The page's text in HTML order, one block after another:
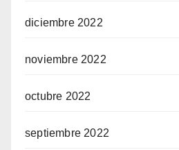
diciembre 2022
noviembre 2022
octubre 2022
septiembre 2022